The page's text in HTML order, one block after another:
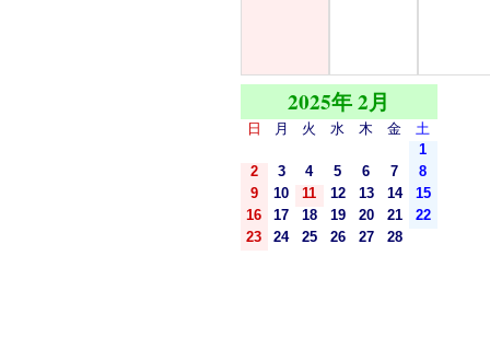
2025年 2月
日 月 火 水 木 金
土
1
2
3 4 5 6 7
8
9
10 11 12 13 14
15
16
17 18 19 20 21
22
23
24 25 26 27 28